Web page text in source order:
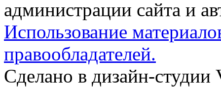
администрации сайта и
Использование
правообладателей.
Сделано в дизайн-студии